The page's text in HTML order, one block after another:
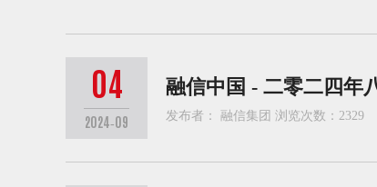
04
2024-09
融信中国 - 二零二四年
发布者： 融信集团 浏览次数：2329